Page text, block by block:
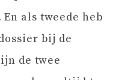
als tweede heb
bij de
de twee